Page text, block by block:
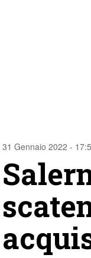
31 Gennaio 2022 -